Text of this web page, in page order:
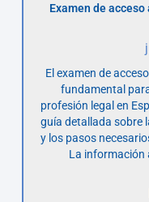
Examen de
El examen de
fundamental
profesión legal en
guía detallada sobre
y los pasos
La información